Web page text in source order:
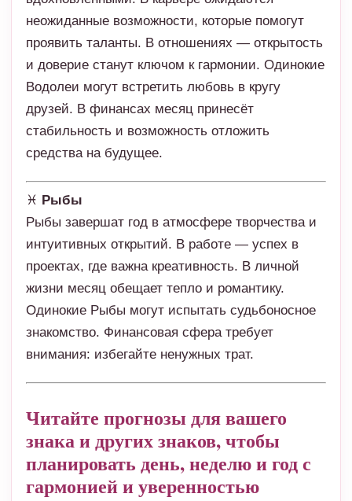
неожиданные возможности, которые помогут
проявить таланты. В отношениях — открытость
и доверие станут ключом к гармонии. Одинокие
Водолеи могут встретить любовь в кругу
друзей. В финансах месяц принесёт
стабильность и возможность отложить
средства на будущее.
♓ Рыбы
Рыбы завершат год в атмосфере творчества и
интуитивных открытий. В работе — успех в
проектах, где важна креативность. В личной
жизни месяц обещает тепло и романтику.
Одинокие Рыбы могут испытать судьбоносное
знакомство. Финансовая сфера требует
внимания: избегайте ненужных трат.
Читайте прогнозы для вашего
знака и других знаков, чтобы
планировать день, неделю и год с
гармонией и уверенностью